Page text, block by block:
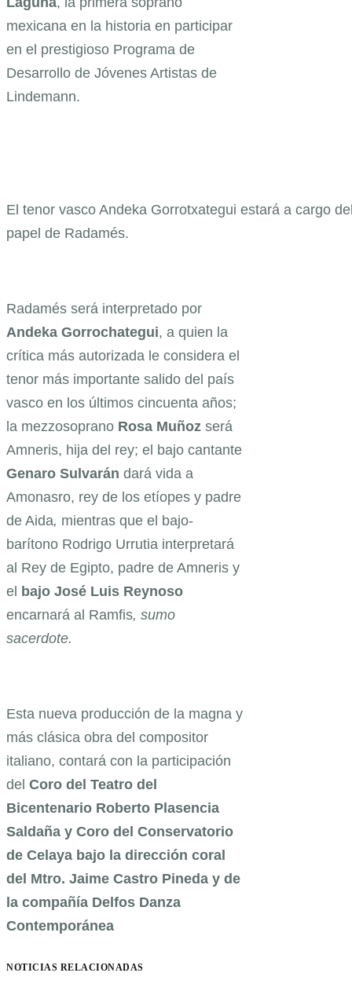
mexicana en la historia en participar
en el prestigioso Programa de
Desarrollo de Jóvenes Artistas de
Lindemann.
El tenor vasco Andeka Gorrotxategui estará a cargo
papel de Radamés.
Radamés será interpretado por
Andeka Gorrochategui, a quien la
crítica más autorizada le considera el
tenor más importante salido del país
vasco en los últimos cincuenta años;
la mezzosoprano Rosa Muñoz será
Amneris, hija del rey; el bajo cantante
Genaro Sulvarán dará vida a
Amonasro, rey de los etíopes y padre
de Aida, mientras que el bajo-
barítono Rodrigo Urrutia interpretará
al Rey de Egipto, padre de Amneris y
el bajo José Luis Reynoso
encarnará al Ramfis, sumo
sacerdote.
Esta nueva producción de la magna y
más clásica obra del compositor
italiano, contará con la participación
del Coro del Teatro del
Bicentenario Roberto Plasencia
Saldaña y Coro del Conservatorio
de Celaya bajo la dirección coral
del Mtro. Jaime Castro Pineda y de
la compañía Delfos Danza
Contemporánea
NOTICIAS RELACIONADAS